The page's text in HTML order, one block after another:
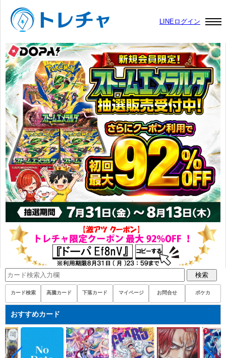
LINEログイン
検索
カード検索 高騰カード 下落カード マイページ お問合せ ポケカ
おすすめカード